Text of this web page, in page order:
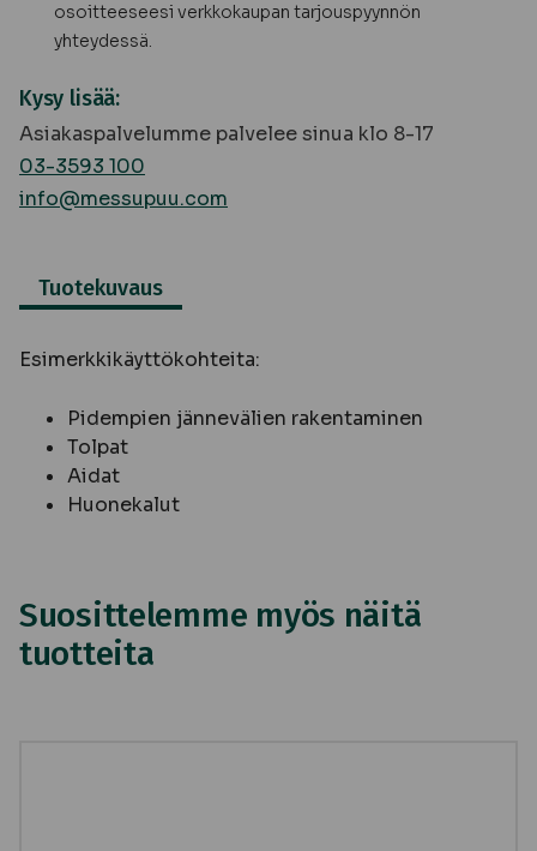
osoitteeseesi verkkokaupan tarjouspyynnön
yhteydessä.
Kysy lisää:
Asiakaspalvelumme palvelee sinua klo 8-17
03-3593 100
info@messupuu.com
Tuotekuvaus
Esimerkkikäyttökohteita:
Pidempien jännevälien rakentaminen
Tolpat
Aidat
Huonekalut
Suosittelemme myös näitä
tuotteita